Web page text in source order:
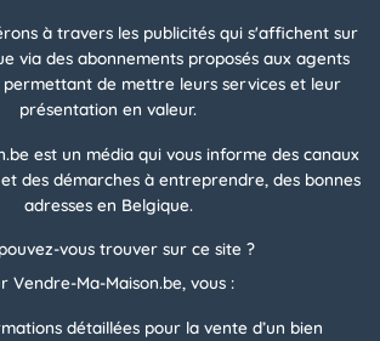
à travers les publicités qui s'affichent sur
via des abonnements proposés aux agents
permettant de mettre leurs services et leur
présentation en valeur.
est un média qui vous informe des canaux
des démarches à entreprendre, des bonnes
adresses en Belgique.
vous trouver sur ce site ?
Vendre-Ma-Maison.be, vous :
détaillées pour la vente d’un bien